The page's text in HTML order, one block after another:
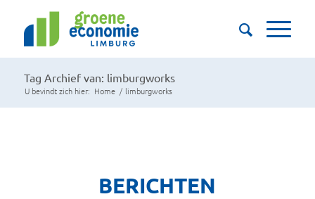
Tag Archief van: limburgworks
U bevindt zich hier: Home / limburgworks
BERICHTEN